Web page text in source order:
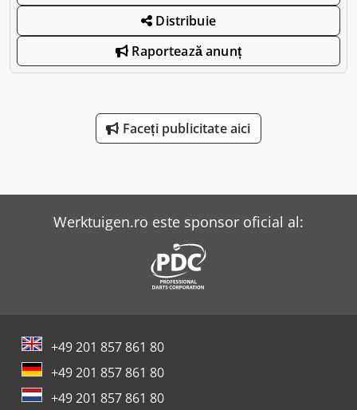
Distribuie
Raportează anunț
Faceți publicitate aici
Werktuigen.ro este sponsor oficial al:
+49 201 857 861 80
+49 201 857 861 80
+49 201 857 861 80